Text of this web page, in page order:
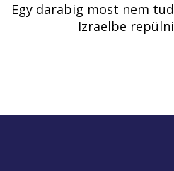
Egy darabig most nem tud
Izraelbe repülni